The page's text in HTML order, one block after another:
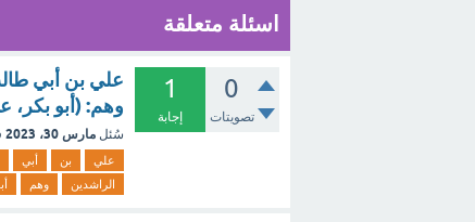
اسئلة متعلقة
0
تصويتات
1
إجابة
علي بن أبي
وهم: (أبو بكر،
سُئل مارس 30، 2023
علي بن أبي
الراشدين
وهم